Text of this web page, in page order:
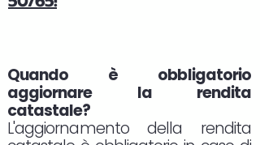
Quando è obbligatorio
aggiornare la rendita
catastale?
L'aggiornamento della rendita